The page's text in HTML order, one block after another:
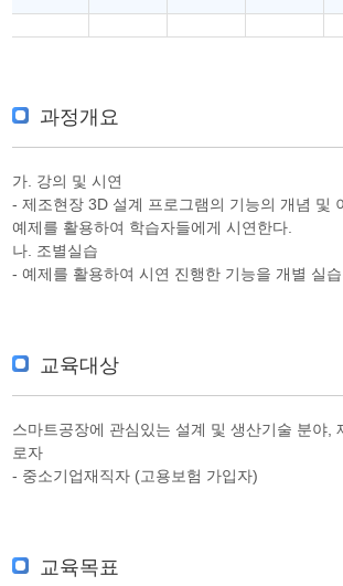
과정개요
가. 강의 및 시연
- 제조현장 3D 설계 프로그램의 기능의 개념 및
예제를 활용하여 학습자들에게 시연한다.
나. 조별실습
- 예제를 활용하여 시연 진행한 기능을 개별 실습
교육대상
스마트공장에 관심있는 설계 및 생산기술 분야,
로자
- 중소기업재직자 (고용보험 가입자)
교육목표